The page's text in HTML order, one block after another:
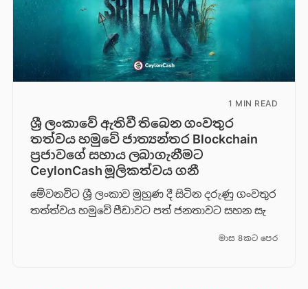
1 MIN READ
ශ්‍රී ලංකාවේ ඇතිවී තිබෙන ගංවතුර
තත්වය හමුවේ ජාත්‍යන්තර Blockchain
ප්‍රජාවගේ සහාය ලබාගැනීමට
CeylonCash මූලිකත්වය ග​නී
මේවනවිට ශ්‍රී ලංකාව මුහුණ දී සිටින දරුණු ගංවතුර
තත්ත්වය හමුවේ පීඩාවට පත් ජනතාවට සහන සැ
මාස 8කට පෙර